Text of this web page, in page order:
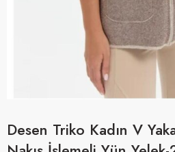
Desen Triko Kadın V